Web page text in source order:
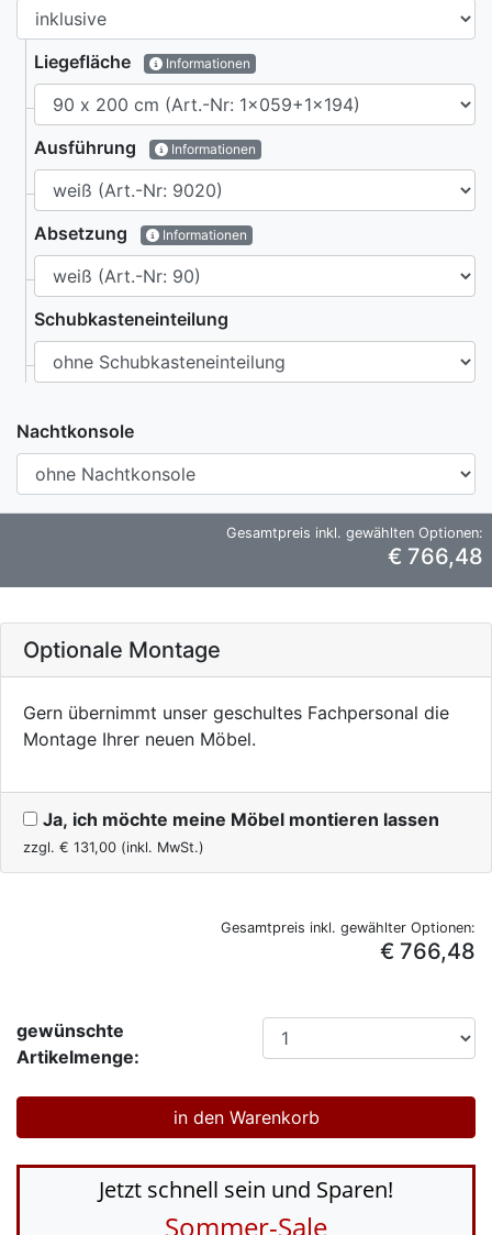
Liegefläche Informationen
Ausführung Informationen
Absetzung Informationen
Schubkasteneinteilung
Nachtkonsole
Gesamtpreis inkl. gewählten Optionen:
€ 766,48
Optionale Montage
Gern übernimmt unser geschultes Fachpersonal die
Montage Ihrer neuen Möbel.
Ja, ich möchte meine Möbel montieren lassen
zzgl. € 131,00 (inkl. MwSt.)
Gesamtpreis inkl. gewählter Optionen:
€ 766,48
gewünschte
Artikelmenge:
Jetzt schnell sein und Sparen!
Sommer-Sale